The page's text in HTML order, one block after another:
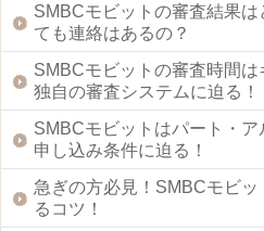
SMBCモビットの審査結果
ても連絡はあるの？
SMBCモビットの審査時間
独自の審査システムに迫る！
SMBCモビットはパート・
申し込み条件に迫る！
急ぎの方必見！SMBCモビ
るコツ！